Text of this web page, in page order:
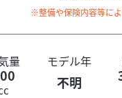
※整備や保険内容等に
量 モデル年
不明